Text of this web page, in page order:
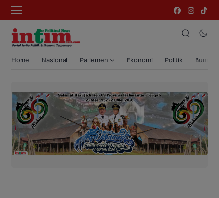
Home Nasional Parlemen Ekonomi Politik Bumi